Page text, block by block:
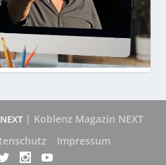
| Koblenz Magazin NEXT
Impressum